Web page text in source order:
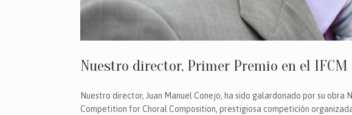
Nuestro director, Primer Premio en el IFCM
Nuestro director, Juan Manuel Conejo, ha sido galardonado por su obra
Competition for Choral Composition, prestigiosa competición